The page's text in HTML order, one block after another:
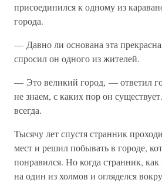
присоединился к одному из
города.
— Давно ли основана эта
спросил он одного из жителей.
— Это великий город, — ответил
не знаем, с каких пор он
всегда.
Тысячу лет спустя странник
мест и решил побывать в городе,
понравился. Но когда странник,
на один из холмов и огляделся